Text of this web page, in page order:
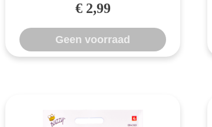
smake..
€ 2,99
Geen voorraad